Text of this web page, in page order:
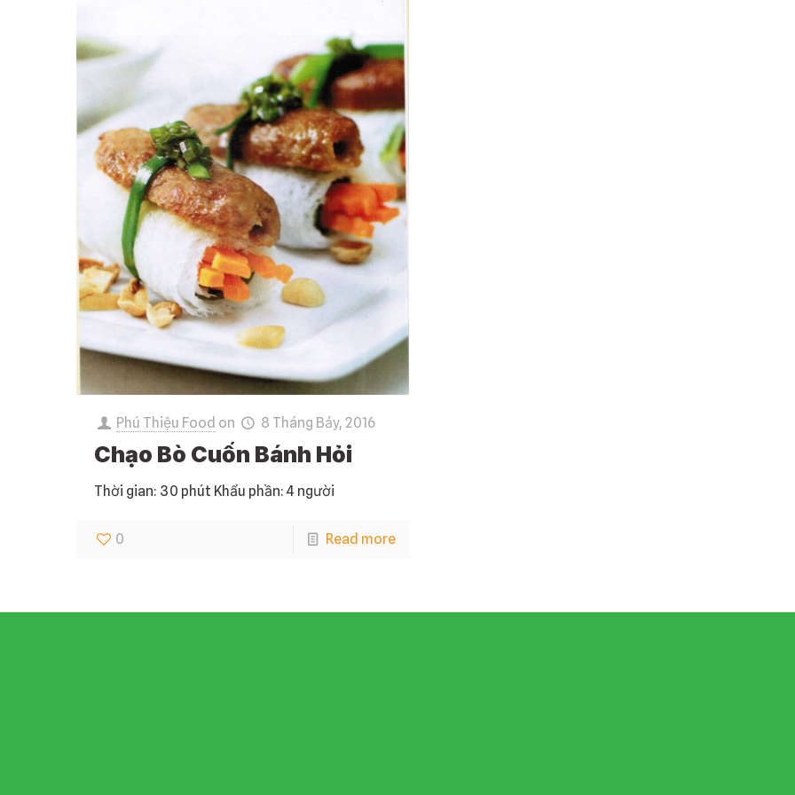
Phú Thiệu Food on 8 Tháng Bảy, 2016
Chạo Bò Cuốn Bánh Hỏi
Thời gian: 30 phút Khẩu phần: 4 người
0 Read more